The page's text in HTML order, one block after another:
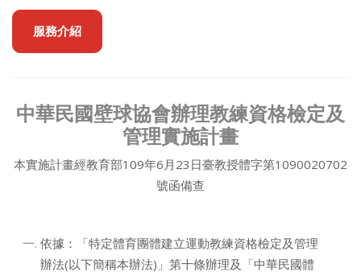
服務介紹
中華民國壁球協會辦理教練資格檢定及
管理實施計畫
本實施計畫經教育部109年6月23日臺教授體字第1090020702
號函備查
依據：「特定體育團體建立運動教練資格檢定及管理
辦法(以下簡稱本辦法)」第十條辦理及「中華民國體